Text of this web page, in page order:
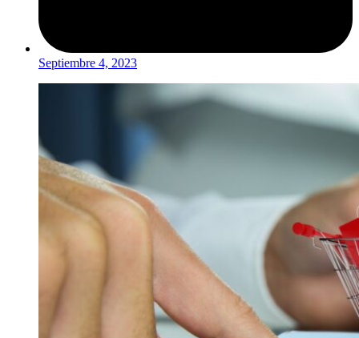
Septiembre 4, 2023